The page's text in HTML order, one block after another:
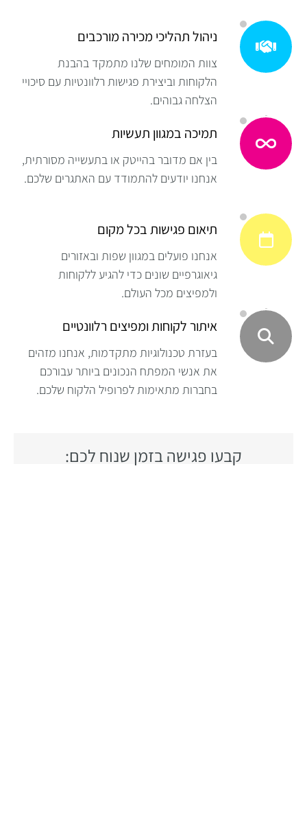
ניהול תהליכי מכירה מורכבים
צוות המומחים שלנו מתמקד בהבנת
הלקוחות וביצירת פגישות רלוונטיות עם סיכויי
הצלחה גבוהים.
תמיכה במגוון תעשיות
בין אם מדובר בהייטק או בתעשייה מסורתית,
אנחנו יודעים להתמודד עם האתגרים שלכם.
תיאום פגישות בכל מקום
אנחנו פועלים במגוון שפות ובאזורים
גיאוגרפיים שונים כדי להגיע ללקוחות
ולמפיצים מכל העולם.
איתור לקוחות ומפיצים רלוונטיים
בעזרת טכנולוגיות מתקדמות, אנחנו מזהים
את אנשי המפתח הנכונים ביותר עבורכם
בחברות מתאימות לפרופיל הלקוח שלכם.
קבעו פגישה בזמן שנוח לכם: